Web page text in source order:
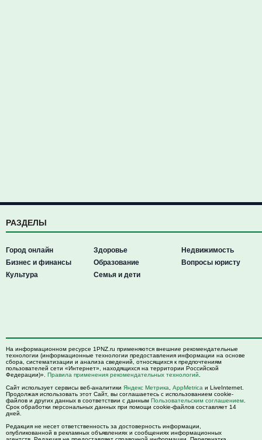
РАЗДЕЛЫ
Город онлайн
Бизнес и финансы
Культура
Здоровье
Образование
Семья и дети
Недвижимость
Вопросы юристу
На информационном ресурсе 1PNZ.ru применяются внешние рекомендательные
технологии (информационные технологии предоставления информации на основе
сбора, систематизации и анализа сведений, относящихся к предпочтениям
пользователей сети «Интернет», находящихся на территории Российской
Федерации)». Правила применения рекомендательных технологий
Сайт использует сервисы веб-аналитики Яндекс Метрика AppMetrica и LiveInternet.
Продолжая использовать этот Сайт, вы соглашаетесь с использованием cookie-
файлов и других данных в соответствии с данным Пользовательским соглашением
Срок обработки персональных данных при помощи cookie-файлов составляет 14
дней.
Редакция не несет ответственность за достоверность информации,
опубликованной в рекламных объявлениях и сообщениях информационных